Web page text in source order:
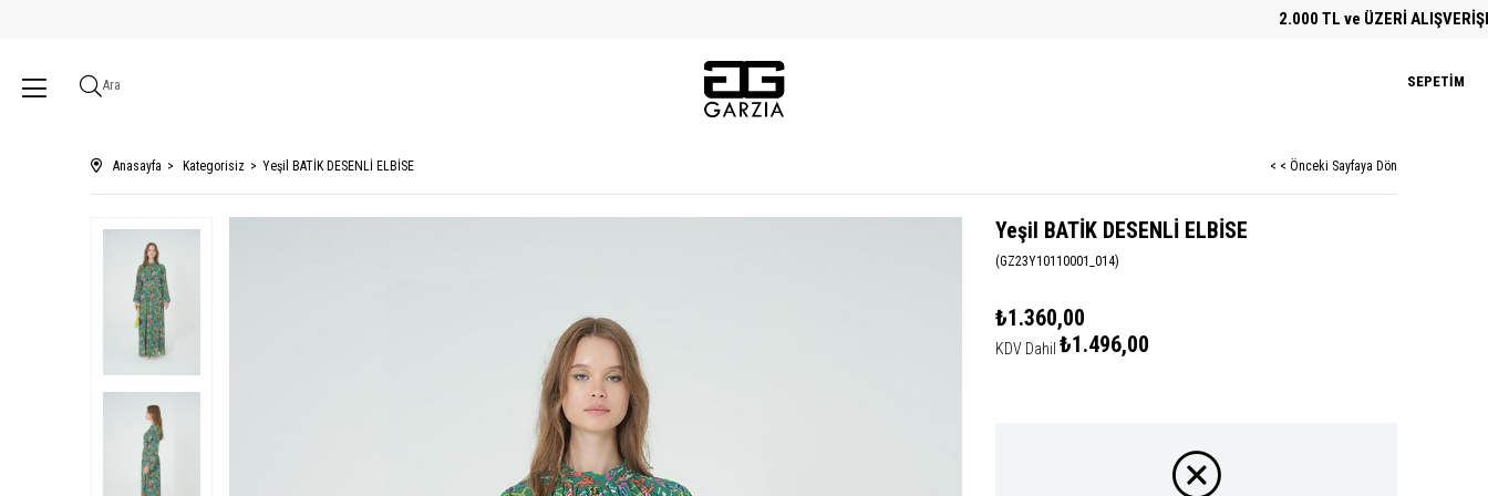
2.000 TL ve ÜZERİ
Ara SEPETIM
Anasayfa Kategorisiz Yeşil BATİK DESENLİ ELBİSE < < Önceki Sayfaya Dön
Yeşil BATİK DESENLİ ELBİSE
(GZ23Y10110001_014)
₺1.360,00
KDV Dahil ₺1.496,00